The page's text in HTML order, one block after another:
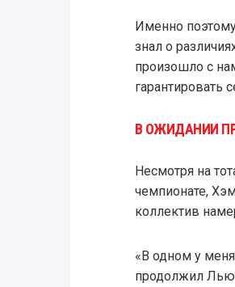
Именно
знал о
произошло с
гарантировать
В ОЖИДАНИИ
Несмотря на
чемпионате,
коллектив
«В одном у
продолжил